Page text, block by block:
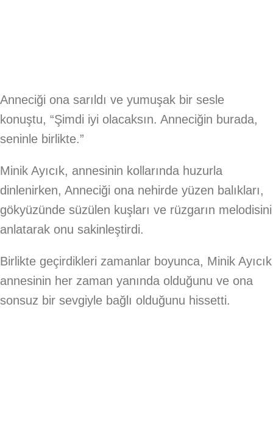
Anneciği ona sarıldı ve yumuşak bir sesle
konuştu, “Şimdi iyi olacaksın. Anneciğin burada,
seninle birlikte.”
Minik Ayıcık, annesinin kollarında huzurla
dinlenirken, Anneciği ona nehirde yüzen balıkları,
gökyüzünde süzülen kuşları ve rüzgarın melodisini
anlatarak onu sakinleştirdi.
Birlikte geçirdikleri zamanlar boyunca, Minik Ayıcık
annesinin her zaman yanında olduğunu ve ona
sonsuz bir sevgiyle bağlı olduğunu hissetti.